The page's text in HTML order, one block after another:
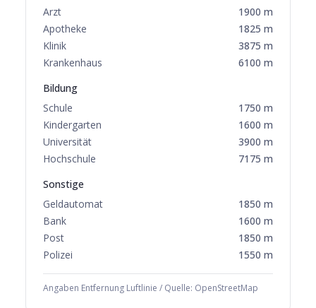
Arzt
1900 m
Apotheke
1825 m
Klinik
3875 m
Krankenhaus
6100 m
Bildung
Schule
1750 m
Kindergarten
1600 m
Universität
3900 m
Hochschule
7175 m
Sonstige
Geldautomat
1850 m
Bank
1600 m
Post
1850 m
Polizei
1550 m
Angaben Entfernung Luftlinie / Quelle: OpenStreetMap